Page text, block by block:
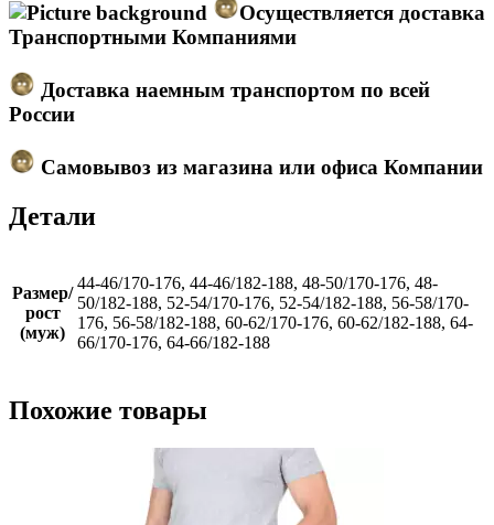
Осуществляется доставка
Транспортными Компаниями
Доставка наемным транспортом по всей
России
Самовывоз из магазина или офиса Компании
Детали
Размер/
рост
(муж)
44-46/170-176, 44-46/182-188, 48-50/170-176, 48-
50/182-188, 52-54/170-176, 52-54/182-188, 56-58/170-
176, 56-58/182-188, 60-62/170-176, 60-62/182-188, 64-
66/170-176, 64-66/182-188
Похожие товары